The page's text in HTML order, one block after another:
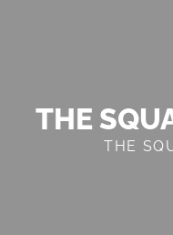
THE
THE